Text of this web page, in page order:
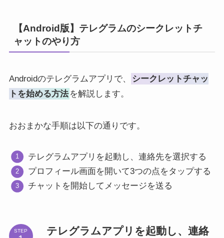
【Android版】テレグラムのシークレットチ
ャットのやり方
Androidのテレグラムアプリで、
シークレットチャッ
トを始める方法 を解説します。
おおまかな手順は以下の通りです。
テレグラムアプリを起動し、連絡先を選択する
プロフィール画面を開いて3つの点をタップする
チャットを開始してメッセージを送る
STEP
テレグラムアプリを起動し、連絡